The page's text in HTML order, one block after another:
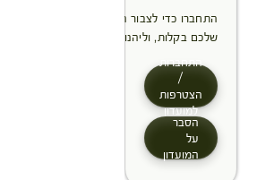
התחברו כדי לצבור הטבות, לנהל ולעקוב אחר
שלכם בקלות, וליהנות מתהליך תשלום מהיר יותר
התחברות
/
הצטרפות
למועדון
הסבר
על
המועדון